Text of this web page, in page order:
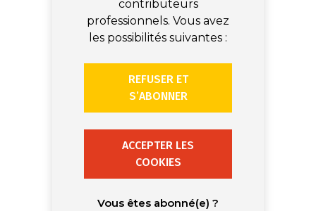
contributeurs
professionnels. Vous avez
les possibilités suivantes :
REFUSER ET
S’ABONNER
ACCEPTER LES
COOKIES
Vous êtes abonné(e) ?